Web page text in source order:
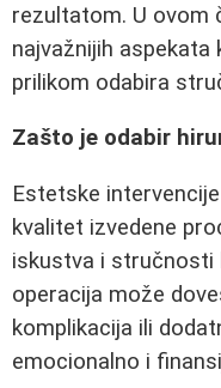
rezultatom. U ovom
najvažnijih
prilikom odabira
Zašto je odabir
Estetske
kvalitet izvedene
iskustva i stručnosti
operacija može
komplikacija ili
emocionalno i